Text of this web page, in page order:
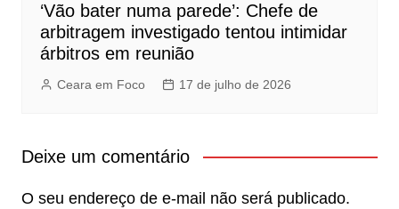
‘Vão bater numa parede’: Chefe de
arbitragem investigado tentou intimidar
árbitros em reunião
Ceara em Foco 17 de julho de 2026
Deixe um comentário
O seu endereço de e-mail não será publicado.